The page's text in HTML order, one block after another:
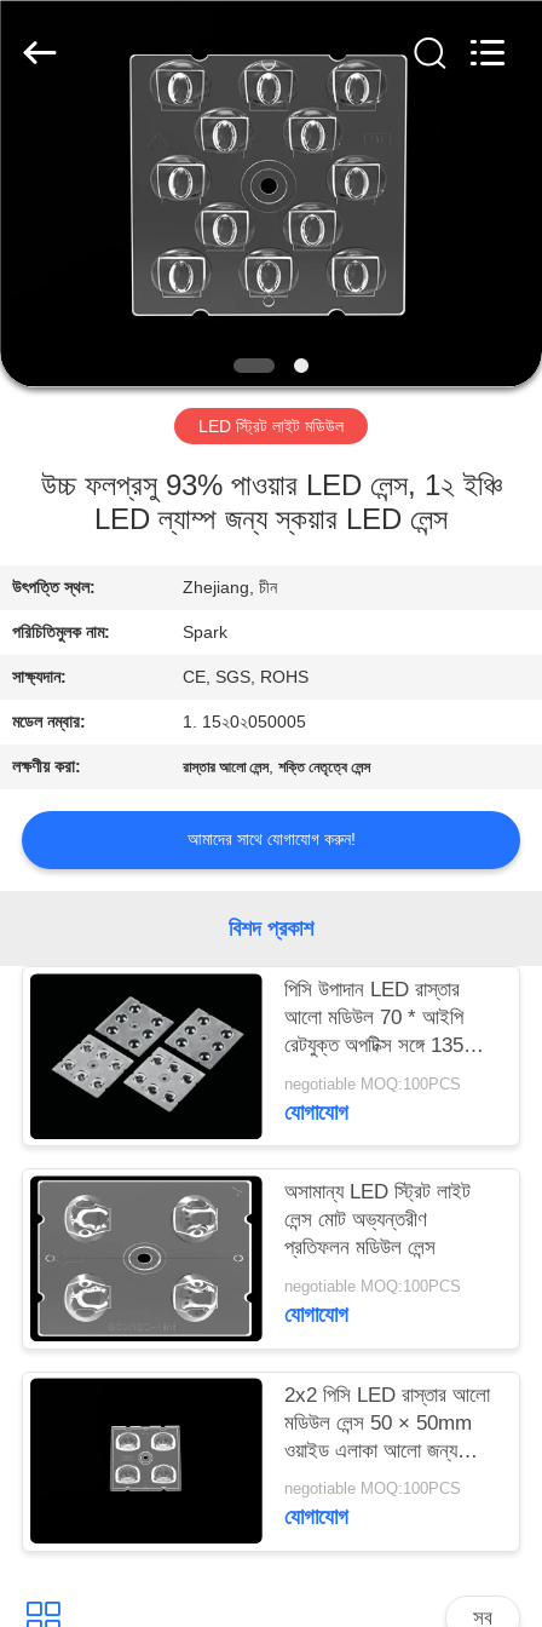
কারখানা
আমাদের
সাথে
যোগাযোগ
মামলা
অনুরোধ
করুন
সাইটম্যাপ
গোপনীয়তা
নীতি
Technology
Co.,
LED স্ট্রিট লাইট মডিউল
উচ্চ ফলপ্রসু 93% পাওয়ার LED লেন্স, 1২ ইঞ্চি
LED ল্যাম্প জন্য স্কয়ার LED লেন্স
উৎপত্তি স্থল: Zhejiang, চীন
পরিচিতিমুলক নাম: Spark
সাক্ষ্যদান: CE, SGS, ROHS
মডেল নম্বার: 1. 15২0২050005
লক্ষণীয় করা: রাস্তার আলো লেন্স,শক্তি নেতৃত্বে লেন্স
আমাদের সাথে যোগাযোগ করুন!
বিশদ প্রকাশ
পিসি উপাদান LED রাস্তার
আলো মডিউল 70 * আইপি
রেটযুক্ত অপটিক্স সঙ্গে 135
ডিগ্রী
negotiable MOQ:100PCS
যোগাযোগ
অসামান্য LED স্ট্রিট লাইট
লেন্স মোট অভ্যন্তরীণ
প্রতিফলন মডিউল লেন্স
negotiable MOQ:100PCS
যোগাযোগ
2x2 পিসি LED রাস্তার আলো
মডিউল লেন্স 50 × 50mm
ওয়াইড এলাকা আলো জন্য
আকার
negotiable MOQ:100PCS
যোগাযোগ
সব